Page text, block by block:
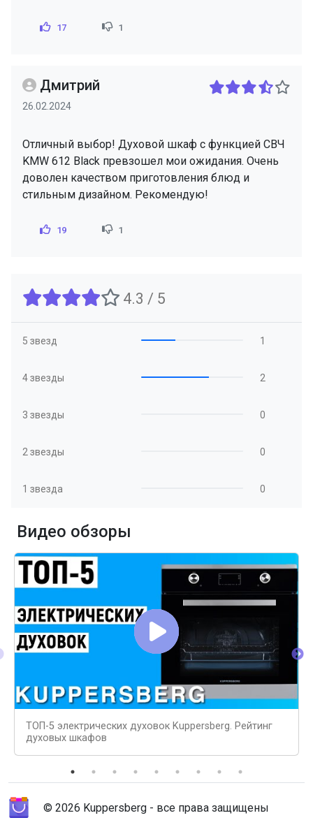
17 1
Дмитрий
26.02.2024
Отличный выбор! Духовой шкаф с функцией СВЧ
KMW 612 Black превзошел мои ожидания. Очень
доволен качеством приготовления блюд и
стильным дизайном. Рекомендую!
19 1
4.3 / 5
5 звезд 1
4 звезды 2
3 звезды 0
2 звезды 0
1 звезда 0
Видео обзоры
ТОП-5 электрических духовок Kuppersberg. Рейтинг
духовых шкафов
© 2026 Kuppersberg - все права защищены